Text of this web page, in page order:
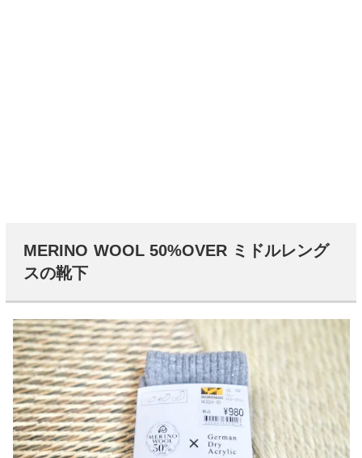
MERINO WOOL 50%OVER ミドルレング
スの靴下